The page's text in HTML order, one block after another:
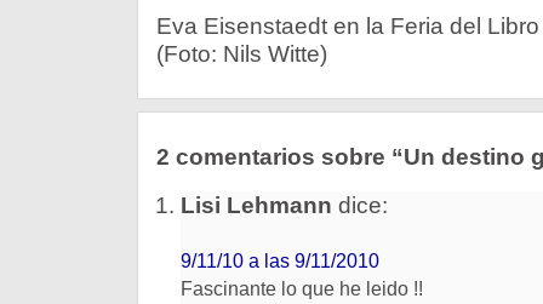
Eva Eisenstaedt en la Feria del
(Foto: Nils Witte)
2 comentarios sobre “Un destino
Lisi Lehmann dice:
9/11/10 a las 9/11/2010
Fascinante lo que he leido !!